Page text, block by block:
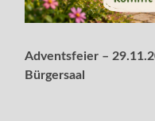
Adventsfeier –
Bürgersaal